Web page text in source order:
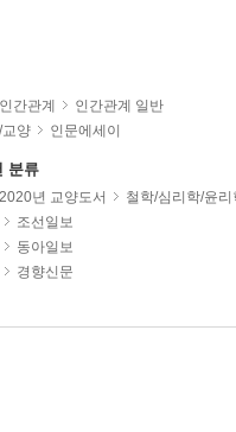
인간관계
인간관계 일반
교양 인문에세이
분류
2020년 교양도서
철학/심리학/윤리
조선일보
동아일보
경향신문